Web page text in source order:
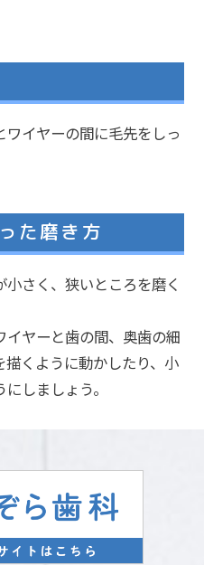
イヤーの間に毛先をしっ
た磨き方
さく、狭いところを磨く
ヤーと歯の間、奥歯の細
くように動かしたり、小
しましょう。